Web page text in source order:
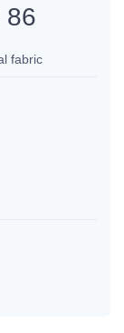
86
fabric